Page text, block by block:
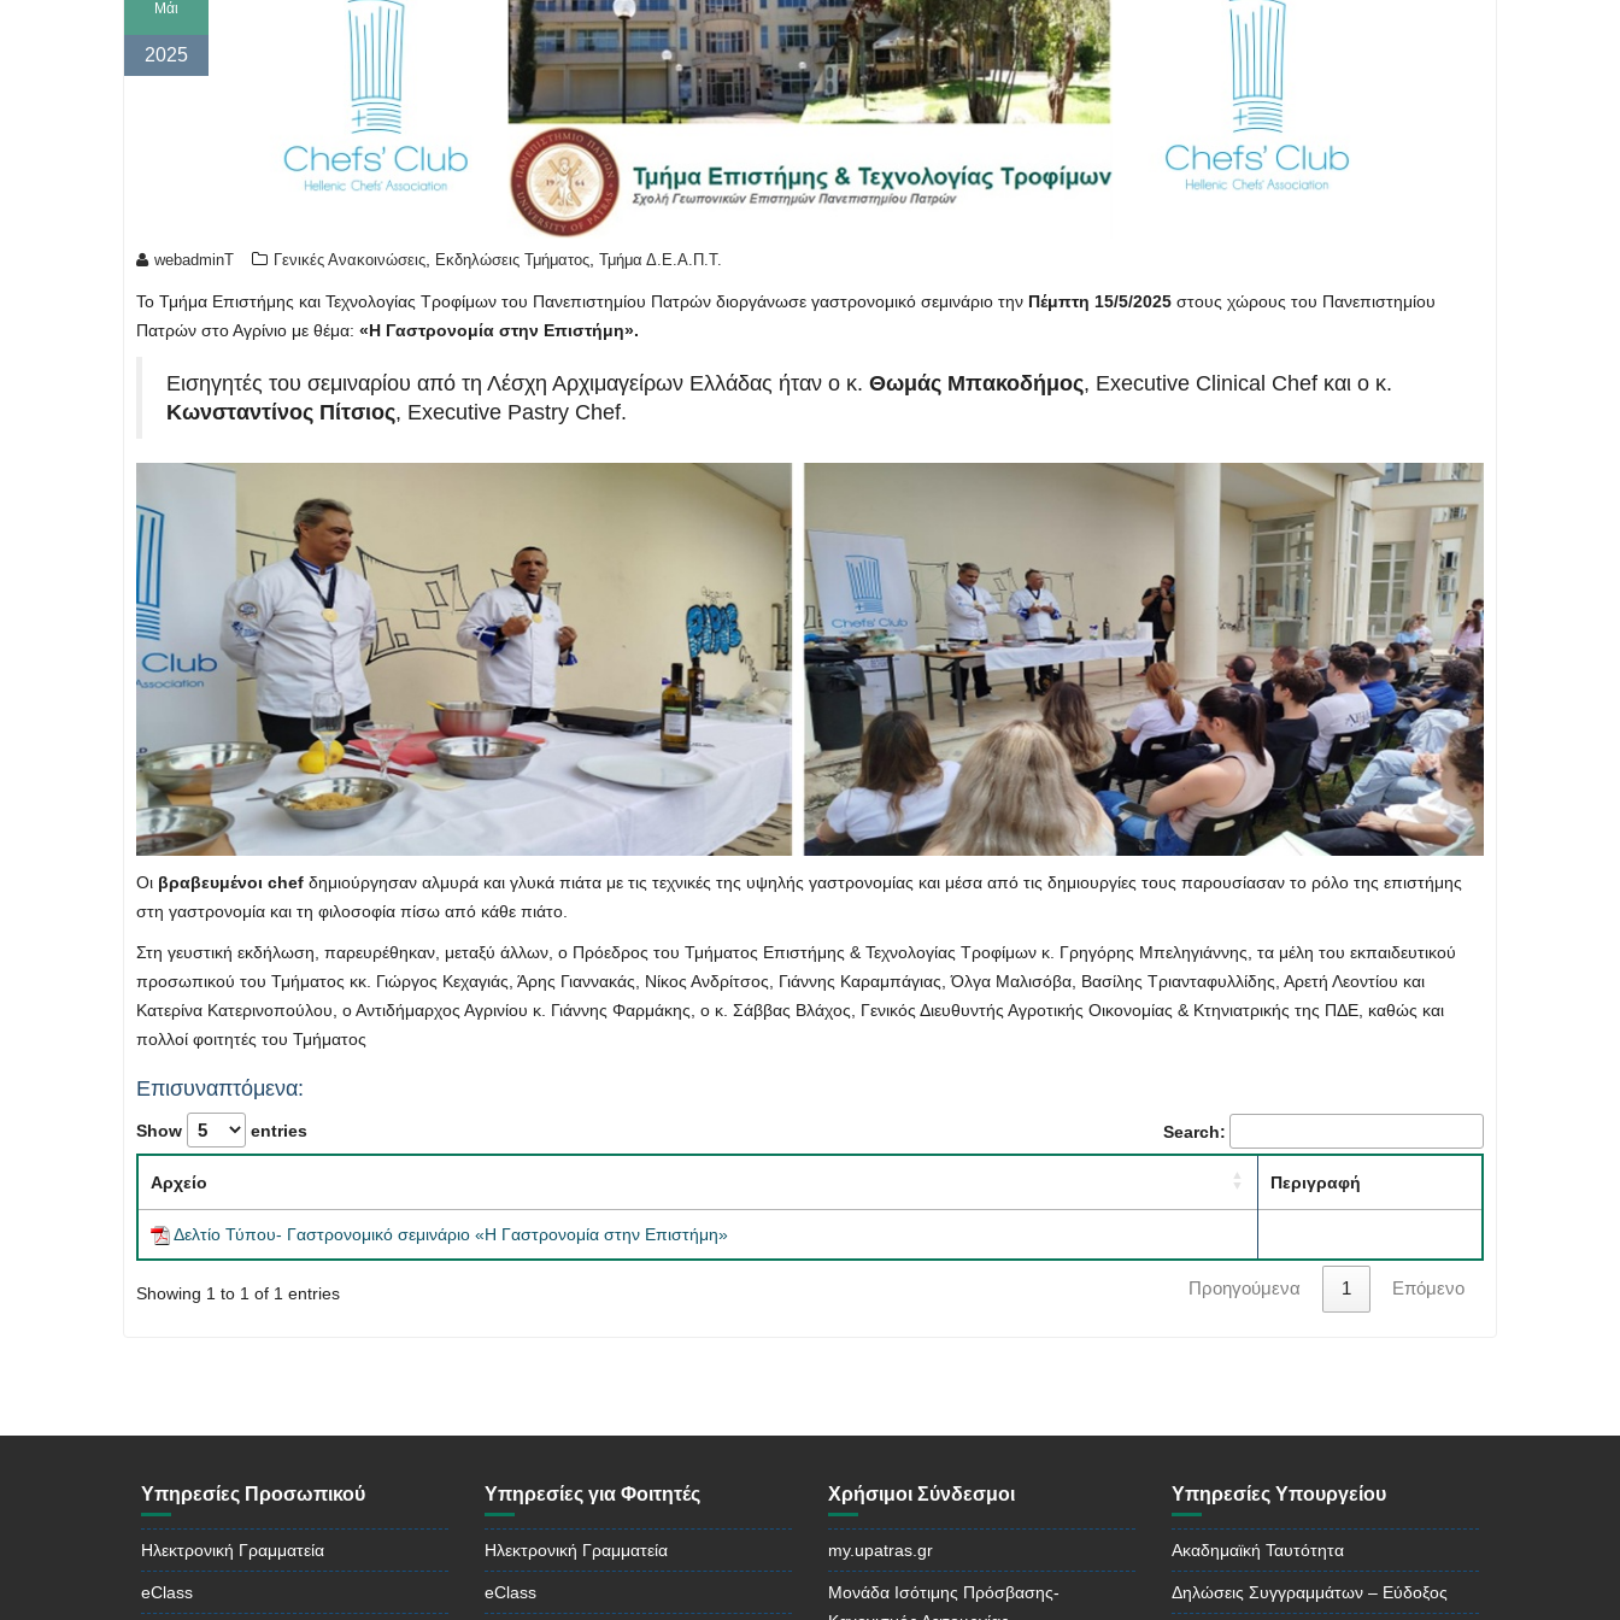
Μάι
2025
webadminT Γενικές Ανακοινώσεις Εκδηλώσεις Τμήματος Τμήμα Δ.Ε.Α.Π.Τ.
Το Τμήμα Επιστήμης και Τεχνολογίας Τροφίμων του Πανεπιστημίου Πατρών διοργάνωσε γαστρονομικό σεμινάριο την Πέμπτη 15/5/2025 στους χώρους του Πανεπιστημίου
Πατρών στο Αγρίνιο με θέμα: «Η Γαστρονομία στην Επιστήμη».
Εισηγητές του σεμιναρίου από τη Λέσχη Αρχιμαγείρων Ελλάδας ήταν ο κ. Θωμάς Μπακοδήμος, Executive Clinical Chef και ο κ.
Κωνσταντίνος Πίτσιος, Executive Pastry Chef.
Οι βραβευμένοι chef δημιούργησαν αλμυρά και γλυκά πιάτα με τις τεχνικές της υψηλής γαστρονομίας και μέσα από τις δημιουργίες τους παρουσίασαν το ρόλο της επιστήμης
στη γαστρονομία και τη φιλοσοφία πίσω από κάθε πιάτο.
Στη γευστική εκδήλωση, παρευρέθηκαν, μεταξύ άλλων, ο Πρόεδρος του Τμήματος Επιστήμης & Τεχνολογίας Τροφίμων κ. Γρηγόρης Μπεληγιάννης, τα μέλη του εκπαιδευτικού
προσωπικού του Τμήματος κκ. Γιώργος Κεχαγιάς, Άρης Γιαννακάς, Νίκος Ανδρίτσος, Γιάννης Καραμπάγιας, Όλγα Μαλισόβα, Βασίλης Τριανταφυλλίδης, Αρετή Λεοντίου και
Κατερίνα Κατερινοπούλου, ο Αντιδήμαρχος Αγρινίου κ. Γιάννης Φαρμάκης, ο κ. Σάββας Βλάχος, Γενικός Διευθυντής Αγροτικής Οικονομίας & Κτηνιατρικής της ΠΔΕ, καθώς και
πολλοί φοιτητές του Τμήματος
Επισυναπτόμενα:
Show entries Search:
Αρχείο Περιγραφή
Δελτίο Τύπου- Γαστρονομικό σεμινάριο «Η Γαστρονομία στην Επιστήμη»
Showing 1 to 1 of 1 entries Προηγούμενα 1 Επόμενο
Υπηρεσίες Προσωπικού
Ηλεκτρονική Γραμματεία
eClass
Υπηρεσίες για Φοιτητές
Ηλεκτρονική Γραμματεία
eClass
Χρήσιμοι Σύνδεσμοι
my.upatras.gr
Μονάδα Ισότιμης Πρόσβασης-
Υπηρεσίες Υπουργείου
Ακαδημαϊκή Ταυτότητα
Δηλώσεις Συγγραμμάτων – Εύδοξος